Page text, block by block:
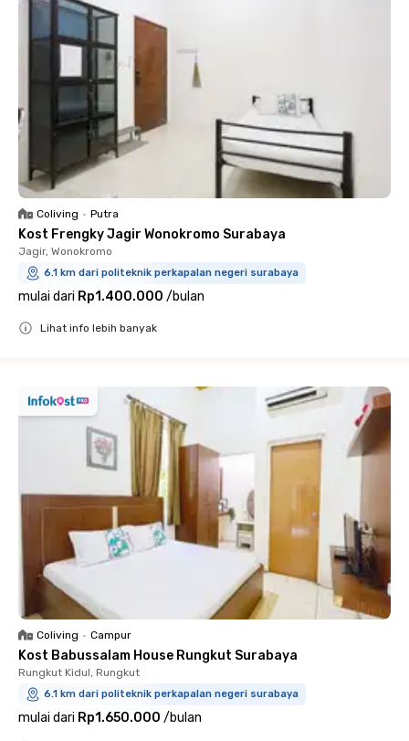
Coliving • Putra
Kost Frengky Jagir Wonokromo Surabaya
Jagir, Wonokromo
6.1 km dari politeknik perkapalan negeri surabaya
mulai dari Rp1.400.000 /bulan
Lihat info lebih banyak
Coliving • Campur
Kost Babussalam House Rungkut Surabaya
Rungkut Kidul, Rungkut
6.1 km dari politeknik perkapalan negeri surabaya
mulai dari Rp1.650.000 /bulan